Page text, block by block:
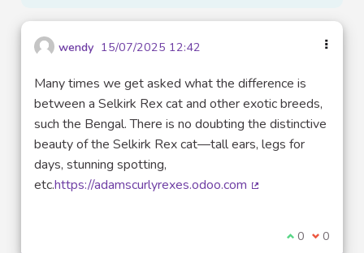
wendy 15/07/2025 12:42
Many times we get asked what the difference is
between a Selkirk Rex cat and other exotic breeds,
such the Bengal. There is no doubting the distinctive
beauty of the Selkirk Rex cat—tall ears, legs for
days, stunning spotting,
etc.https://adamscurlyrexes.odoo.com
Je suis
0 Je ne
0